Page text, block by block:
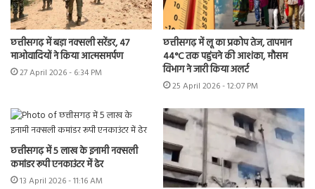
छत्तीसगढ़ में बड़ा नक्सली सरेंडर, 47
माओवादियों ने किया आत्मसमर्पण
27 April 2026 - 6:34 PM
छत्तीसगढ़ में लू का प्रकोप तेज, तापमान
44°C तक पहुंचने की आशंका, मौसम
विभाग ने जारी किया अलर्ट
25 April 2026 - 12:07 PM
छत्तीसगढ़ में 5 लाख के इनामी नक्सली
कमांडर रूपी एनकाउंटर में ढेर
13 April 2026 - 11:16 AM